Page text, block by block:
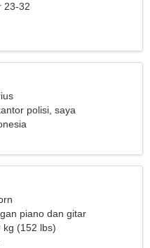
23-32
polisi, saya
yang baik
piano dan gitar
kg (152 lbs)